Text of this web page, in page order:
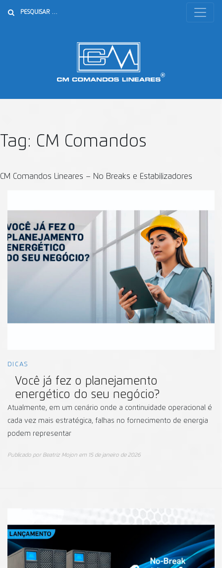
Tag: CM Comandos
CM Comandos Lineares – No Breaks e Estabilizadores
DICAS
Você já fez o planejamento
energético do seu negócio?
Atualmente, em um cenário onde a continuidade operacional é
cada vez mais estratégica, falhas no fornecimento de energia
podem representar
Publicado por Beatriz Mojon em 15 de janeiro de 2026